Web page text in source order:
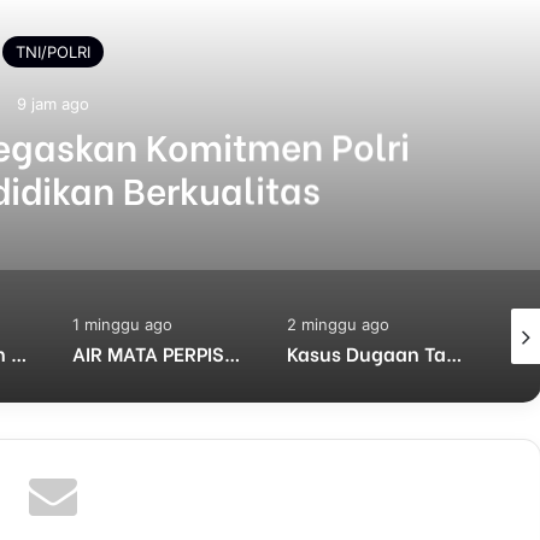
TNI/POLRI
2 hari ago
Anggota Reskrim
Komitmen Transparansi
AIR MATA PERPISAHAN: KOMBES KETUT AGUS TINGGALKAN BALI, RESMI JADI PEMERIKSA PROPAM MADYA TK.III DIV PROPAM MABES POLRI
2 minggu ago
Kasus Dugaan Tangkap Lepas Pencurian Besi Menggantung, Publik Pertanyakan Sikap Kapolres Mojokerto Kota dan Propam
3 minggu ago
Bhabinkamtibmas Polsek Sukorejo Dorong Pemanfaatan Lahan Produktif untuk Dukung Ketahanan Pangan Nasional